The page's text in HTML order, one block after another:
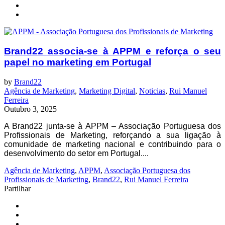
Brand22 associa-se à APPM e reforça o seu
papel no marketing em Portugal
by Brand22
Agência de Marketing, Marketing Digital, Noticias, Rui Manuel
Ferreira
Outubro 3, 2025
A Brand22 junta-se à APPM – Associação Portuguesa dos
Profissionais de Marketing, reforçando a sua ligação à
comunidade de marketing nacional e contribuindo para o
desenvolvimento do setor em Portugal....
Agência de Marketing, APPM, Associação Portuguesa dos
Profissionais de Marketing, Brand22, Rui Manuel Ferreira
Partilhar